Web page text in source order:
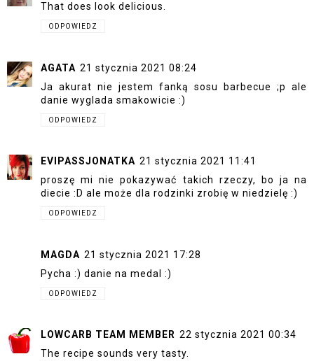
That does look delicious.
ODPOWIEDZ
AGATA 21 stycznia 2021 08:24
Ja akurat nie jestem fanką sosu barbecue ;p ale
danie wyglada smakowicie :)
ODPOWIEDZ
EVIPASSJONATKA 21 stycznia 2021 11:41
proszę mi nie pokazywać takich rzeczy, bo ja na
diecie :D ale może dla rodzinki zrobię w niedzielę :)
ODPOWIEDZ
MAGDA 21 stycznia 2021 17:28
Pycha :) danie na medal :)
ODPOWIEDZ
LOWCARB TEAM MEMBER 22 stycznia 2021 00:34
The recipe sounds very tasty.